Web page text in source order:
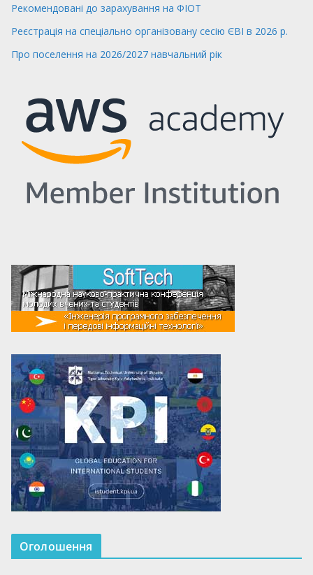
Рекомендовані до зарахування на ФІОТ
Реєстрація на спеціально організовану сесію ЄВІ в 2026 р.
Про поселення на 2026/2027 навчальний рік
Оголошення